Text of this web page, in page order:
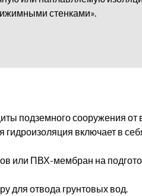
стенками».
подземного сооружения
гидроизоляция включает в
или ПВХ-мембран на
для отвода грунтовых вод.